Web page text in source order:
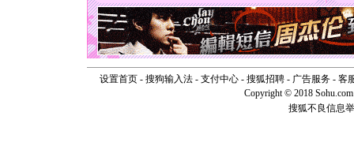
天都要快
[圣诞节]
如意,快
[元旦]看
断电。爱
你是我专
[元旦]
起；二是
离。水晶
设置首页- 搜狗输入法- 支付中心- 搜狐招聘- 广告服务- 客
Copyright © 2018
搜狐不良信息